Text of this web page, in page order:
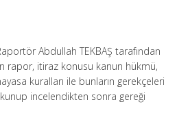
Abdullah TEKBAŞ tarafından
rapor, itiraz konusu kanun hükmü,
kuralları ile bunların gerekçeleri
incelendikten sonra gereği